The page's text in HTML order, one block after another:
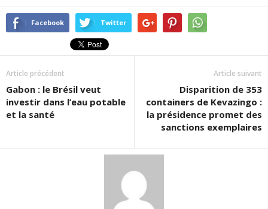
Facebook Twitter
Article précédent
Gabon : le Brésil veut
investir dans l’eau potable
et la santé
Article suivant
Disparition de 353
containers de Kevazingo :
la présidence promet des
sanctions exemplaires